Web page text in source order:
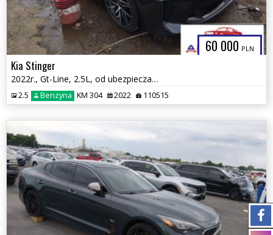
60 000 PLN
Kia Stinger
2022r., Gt-Line, 2.5L, od ubezpieczalni
2.5 Benzyna KM 304 2022 110515